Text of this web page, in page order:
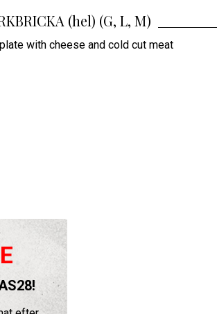
(hel) (G, L, M)
with cheese and cold cut meat